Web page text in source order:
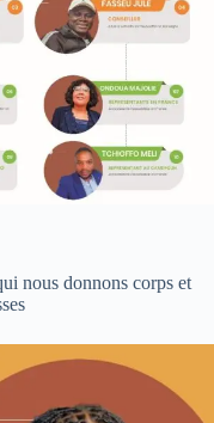
nous donnons corps et